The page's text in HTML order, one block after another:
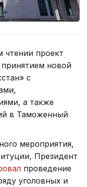
чтении проект
новой
с
а также
в Таможенный
мероприятия,
Президент
проведение
уголовных и